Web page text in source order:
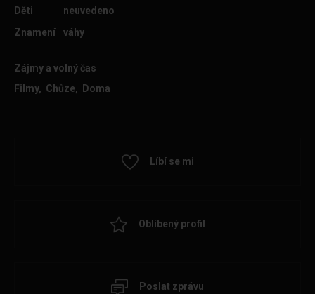
Děti
neuvedeno
Znamení
váhy
Zájmy a volný čas
Filmy, Chůze, Doma
Líbí se mi
Oblíbený profil
Poslat zprávu